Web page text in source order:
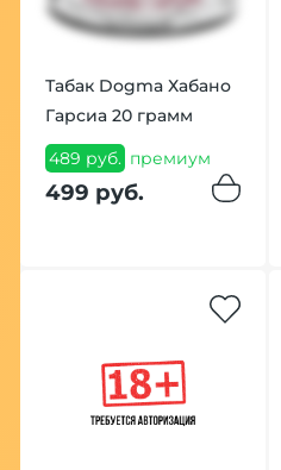
Табак Dogma Хабано
Гарсиа 20 грамм
489 руб. премиум
499 руб.